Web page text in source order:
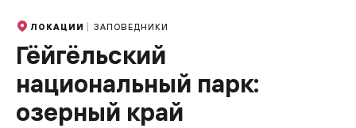
ЛОКАЦИИ ЗАПОВЕДНИКИ
Гёйгёльский
национальный парк:
озерный край